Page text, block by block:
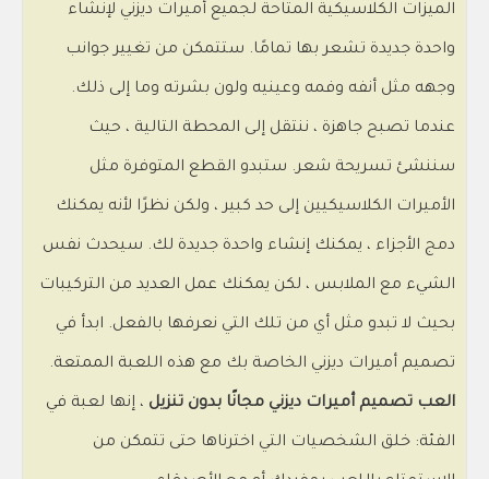
الميزات الكلاسيكية المتاحة لجميع أميرات ديزني لإنشاء
واحدة جديدة تشعر بها تمامًا. ستتمكن من تغيير جوانب
وجهه مثل أنفه وفمه وعينيه ولون بشرته وما إلى ذلك.
عندما تصبح جاهزة ، ننتقل إلى المحطة التالية ، حيث
سننشئ تسريحة شعر. ستبدو القطع المتوفرة مثل
الأميرات الكلاسيكيين إلى حد كبير ، ولكن نظرًا لأنه يمكنك
دمج الأجزاء ، يمكنك إنشاء واحدة جديدة لك. سيحدث نفس
الشيء مع الملابس ، لكن يمكنك عمل العديد من التركيبات
بحيث لا تبدو مثل أي من تلك التي نعرفها بالفعل. ابدأ في
تصميم أميرات ديزني الخاصة بك مع هذه اللعبة الممتعة.
العب تصميم أميرات ديزني مجانًا بدون تنزيل ، إنها لعبة في
الفئة: خلق الشخصيات التي اخترناها حتى تتمكن من